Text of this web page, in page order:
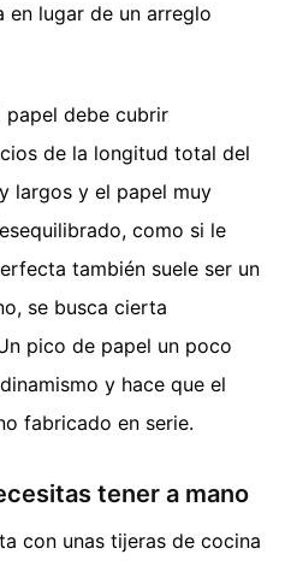
en lugar de un arreglo
papel debe cubrir
de la longitud total del
largos y el papel muy
como si le
también suele ser un
se busca cierta
pico de papel un poco
y hace que el
fabricado en serie.
tener a mano
con unas tijeras de cocina